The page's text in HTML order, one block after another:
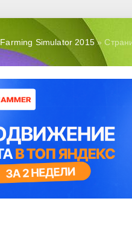
Farming Simulator 2015»